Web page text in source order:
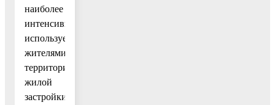
наиболее
интенсивно
используемой
жителями,
территорий
жилой
застройки,